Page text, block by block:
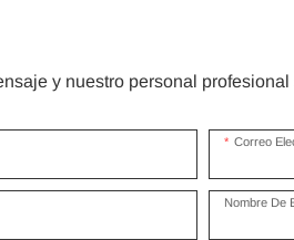
y nuestro personal
Correo
Nombre De